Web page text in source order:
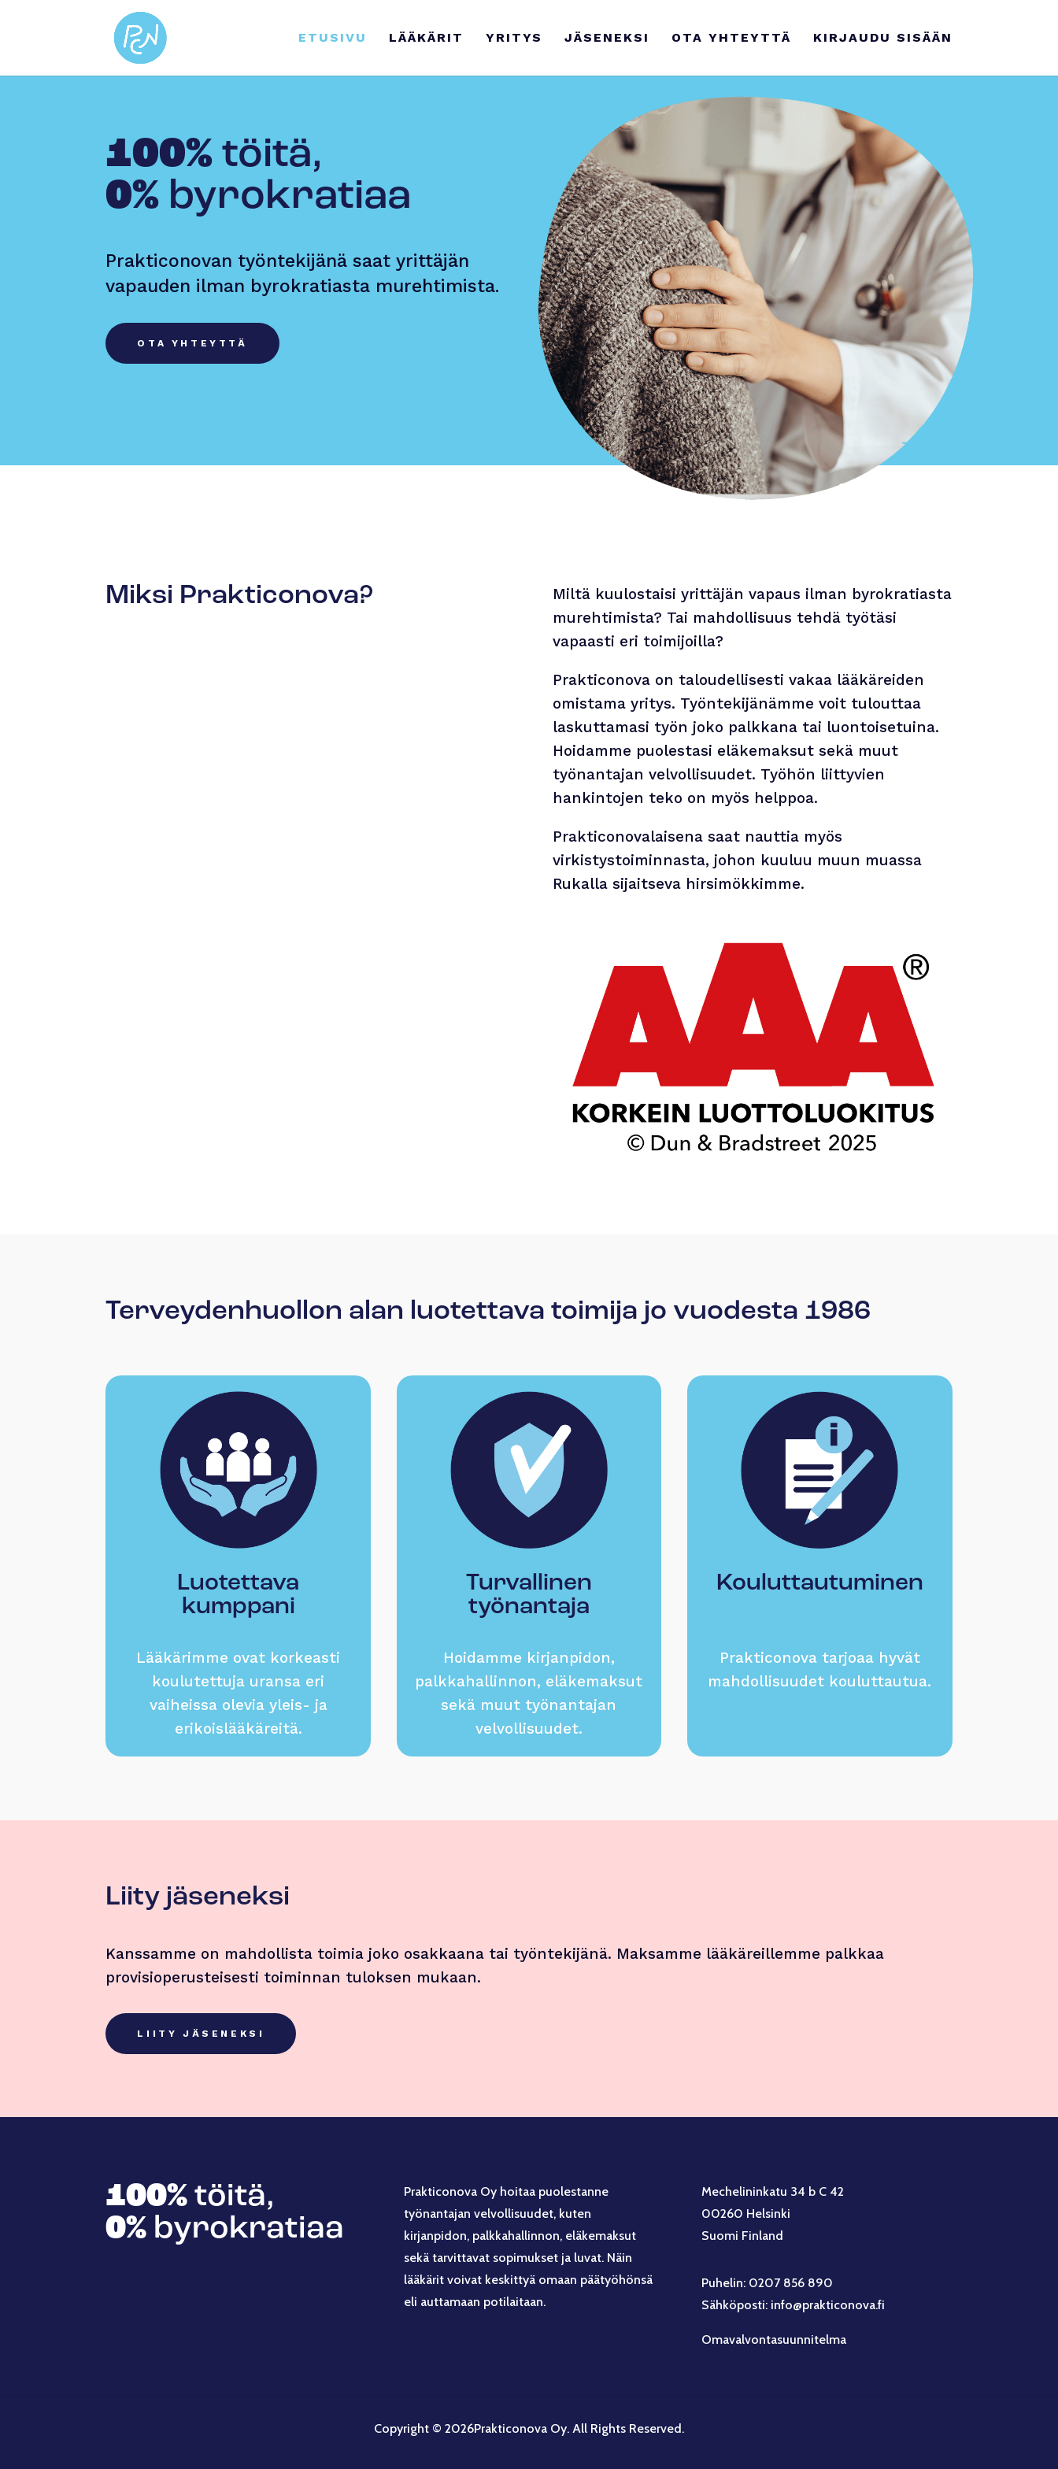
ETUSIVU LÄÄKÄRIT YRITYS JÄSENEKSI OTA YHTEYTTÄ KIRJAUDU SISÄÄN
100% töitä,
0% byro­kratiaa
Prakticonovan työntekijänä saat yrittäjän
vapauden ilman byrokratiasta murehtimista.
OTA YHTEYTTÄ
Miksi Prakticonova?
Miltä kuulostaisi yrittäjän vapaus ilman byrokratiasta
murehtimista? Tai mahdollisuus tehdä työtäsi
vapaasti eri toimijoilla?
Prakticonova on taloudellisesti vakaa lääkäreiden
omistama yritys. Työntekijänämme voit tulouttaa
laskuttamasi työn joko palkkana tai luontoisetuina.
Hoidamme puolestasi eläkemaksut sekä muut
työnantajan velvollisuudet. Työhön liittyvien
hankintojen teko on myös helppoa.
Prakticonovalaisena saat nauttia myös
virkistystoiminnasta, johon kuuluu muun muassa
Rukalla sijaitseva hirsimökkimme.
Terveydenhuollon alan luotettava toimija jo vuodesta 1986
Luotettava
kumppani
Lääkärimme ovat korkeasti
koulutettuja uransa eri
vaiheissa olevia yleis- ja
erikoislääkäreitä.
Turvallinen
työnantaja
Hoidamme kirjanpidon,
palkkahallinnon, eläkemaksut
sekä muut työnantajan
velvollisuudet.
Kouluttautuminen
Prakticonova tarjoaa hyvät
mahdollisuudet kouluttautua.
Liity jäseneksi
Kanssamme on mahdollista toimia joko osakkaana tai työntekijänä. Maksamme lääkäreillemme palkkaa
provisioperusteisesti toiminnan tuloksen mukaan.
LIITY JÄSENEKSI
100% töitä,
0% byrokratiaa
Prakticonova Oy hoitaa puolestanne
työnantajan velvollisuudet, kuten
kirjanpidon, palkkahallinnon, eläkemaksut
sekä tarvittavat sopimukset ja luvat. Näin
lääkärit voivat keskittyä omaan päätyöhönsä
eli auttamaan potilaitaan.
Mechelininkatu 34 b C 42
00260 Helsinki
Suomi Finland
Puhelin: 0207 856 890
Sähköposti: info@prakticonova.fi
Omavalvontasuunnitelma
Copyright © 2026Prakticonova Oy. All Rights Reserved.